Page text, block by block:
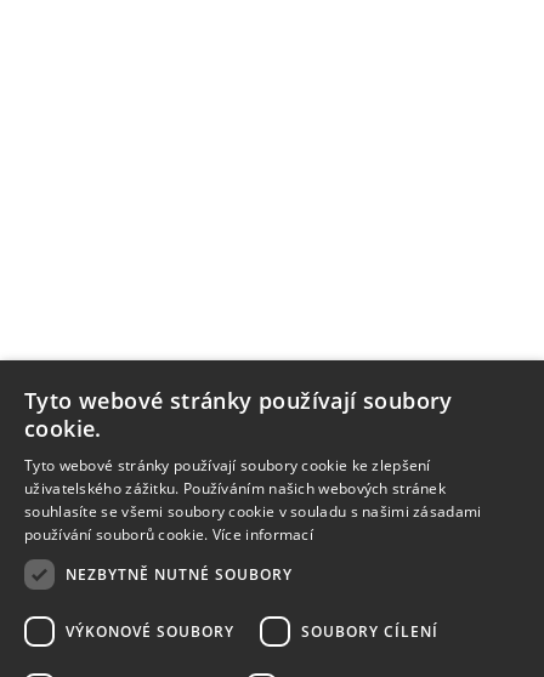
Tyto webové stránky používají soubory
cookie.
Tyto webové stránky používají soubory cookie ke zlepšení
uživatelského zážitku. Používáním našich webových stránek
souhlasíte se všemi soubory cookie v souladu s našimi zásadami
používání souborů cookie. Více informací
NEZBYTNĚ NUTNÉ SOUBORY
VÝKONOVÉ SOUBORY SOUBORY CÍLENÍ